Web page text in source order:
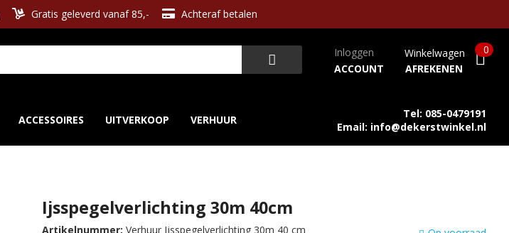
Gratis geleverd vanaf 85,- Achteraf betalen
Inloggen
ACCOUNT
Winkelwagen
AFREKENEN
0
ACCESSOIRES UITVERKOOP VERHUUR
Tel: 085-0479191
Email: info@dekerstwinkel.nl
Ijsspegelverlichting 30m 40cm
Artikelnummer: Verhuur Ijsspegelverlichting 30m 40 cm